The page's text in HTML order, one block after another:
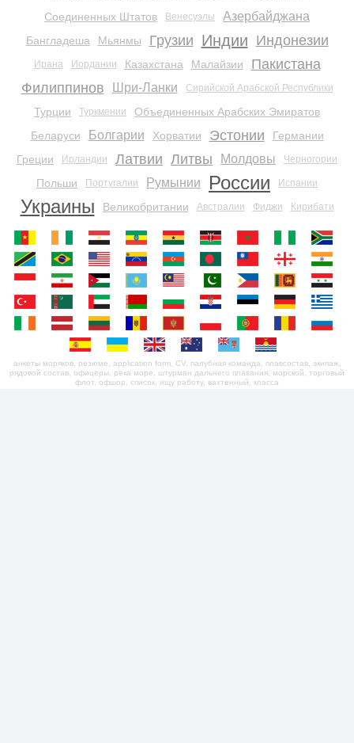
Соединенных Штатов
Венесуэлы Азербайджана
Бангладеша Мьянмы Грузии Индии Индонезии
Ирана Иордании Казахстана Малайзии
Пакистана
Филиппинов
Шри-Ланки Сирийской Арабской Республики
Турции Туркмении
Объединенных Арабских Эмиратов
Беларуси
Болгарии Хорватии Эстонии
Германии
Греции
Ирландии Латвии Литвы Молдовы Черногории
Польши Португалии Румынии России Испании
Украины Великобритании Австралии Фиджи Кирибати
анкеты моряков, резюме, application form, CV, палубная команда, плавсостав, экипаж,
рядовой состав, офицеры, река море, штурман дальнего плавания, морской, торговый
флот, офшор, список, ищу работу, вахтенный, класса